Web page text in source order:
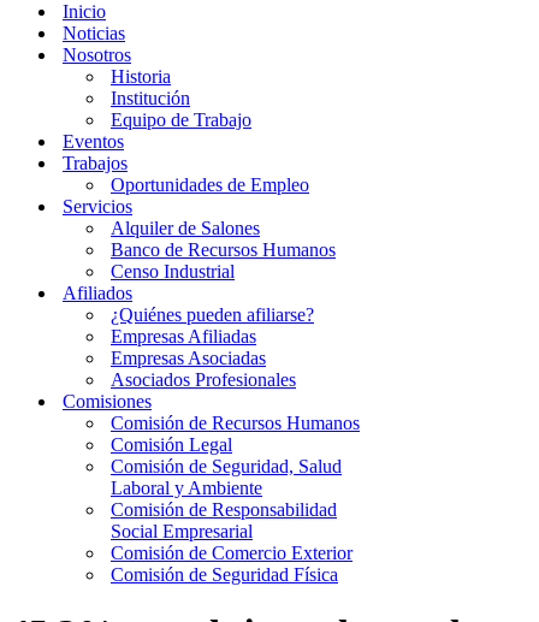
Inicio
Noticias
Nosotros
Historia
Institución
Equipo de Trabajo
Eventos
Trabajos
Oportunidades de Empleo
Servicios
Alquiler de Salones
Banco de Recursos Humanos
Censo Industrial
Afiliados
¿Quiénes pueden afiliarse?
Empresas Afiliadas
Empresas Asociadas
Asociados Profesionales
Comisiones
Comisión de Recursos Humanos
Comisión Legal
Comisión de Seguridad, Salud
Laboral y Ambiente
Comisión de Responsabilidad
Social Empresarial
Comisión de Comercio Exterior
Comisión de Seguridad Física